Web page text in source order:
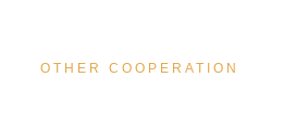
OTHER COOPERATION